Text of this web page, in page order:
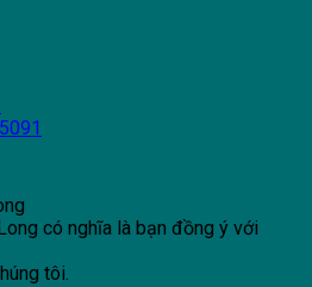
có nghĩa là bạn đồng ý với
tôi.